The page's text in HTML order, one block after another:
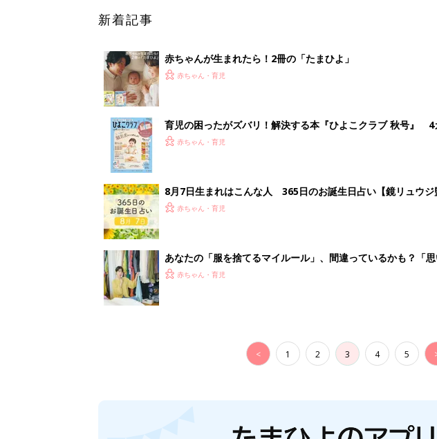
新着記事
赤ちゃんが生まれたら！2冊の「たまひよ」
赤ちゃん・育児
育児の困ったがズバリ！解決する本『ひよこクラブ 秋号』 4
つ情報がいっぱい！
赤ちゃん・育児
8月7日生まれはこんな人 365日のお誕生日占い【鏡リュウジ
赤ちゃん・育児
あなたの「服を捨てるマイルール」、間違っているかも？「
スタイリストが喝！
赤ちゃん・育児
< 1 2 3 4 5